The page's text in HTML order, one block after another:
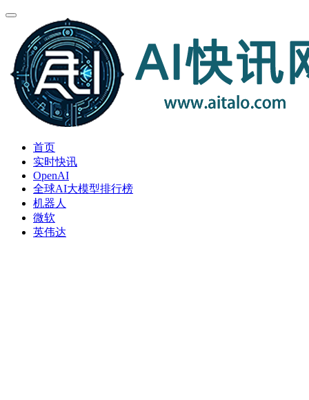
首页
实时快讯
OpenAI
全球AI大模型排行榜
机器人
微软
英伟达